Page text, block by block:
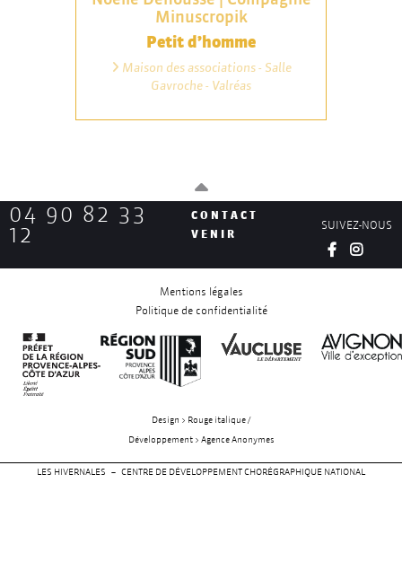
Minuscropik
Petit d’homme
Maison des associations - Salle
Gavroche - Valréas
04 90 82 33
12
CONTACT
VENIR
SUIVEZ-NOUS
Mentions légales
Politique de confidentialité
Design > Rouge italique /
Développement > Agence Anonymes
LES HIVERNALES – CENTRE DE DÉVELOPPEMENT CHORÉGRAPHIQUE NATIONAL